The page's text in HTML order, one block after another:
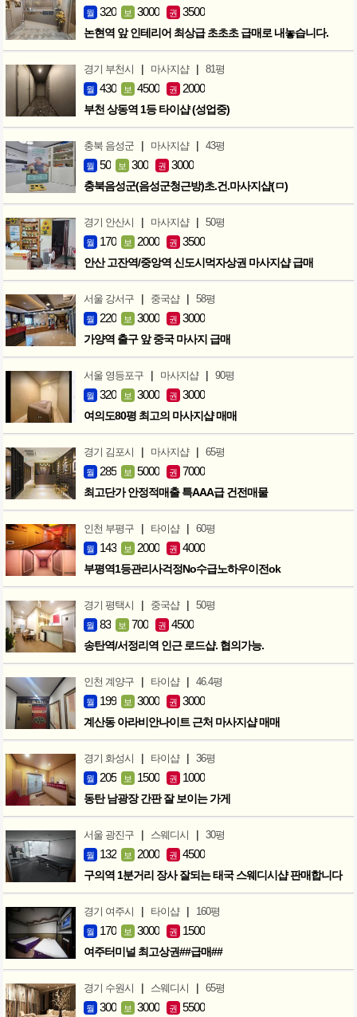
월 320 보 3000 권 3500
논현역 앞 인테리어 최상급 초초초 급매로 내놓습니다.
경기 부천시 | 마사지샵 | 81평
월 430 보 4500 권 2000
부천 상동역 1등 타이샵 (성업중)
충북 음성군 | 마사지샵 | 43평
월 50 보 300 권 3000
충북음성군(음성군청근방)초.건.마사지샵(ㅁ)
경기 안산시 | 마사지샵 | 50평
월 170 보 2000 권 3500
안산 고잔역/중앙역 신도시먹자상권 마사지샵 급매
서울 강서구 | 중국샵 | 58평
월 220 보 3000 권 3000
가양역 출구 앞 중국 마사지 급매
서울 영등포구 | 마사지샵 | 90평
월 320 보 3000 권 3000
여의도80평 최고의 마사지샵 매매
경기 김포시 | 마사지샵 | 65평
월 285 보 5000 권 7000
최고단가 안정적매출 특AAA급 건전매물
인천 부평구 | 타이샵 | 60평
월 143 보 2000 권 4000
부평역1등관리사걱정No수급노하우이전ok
경기 평택시 | 중국샵 | 50평
월 83 보 700 권 4500
송탄역/서정리역 인근 로드샵. 협의가능.
인천 계양구 | 타이샵 | 46.4평
월 199 보 3000 권 3000
계산동 아라비안나이트 근처 마사지샵 매매
경기 화성시 | 타이샵 | 36평
월 205 보 1500 권 1000
동탄 남광장 간판 잘 보이는 가게
서울 광진구 | 스웨디시 | 30평
월 132 보 2000 권 4500
구의역 1분거리 장사 잘되는 태국 스웨디시샵 판매합니다
경기 여주시 | 타이샵 | 160평
월 170 보 3000 권 1500
여주터미널 최고상권##급매##
경기 수원시 | 스웨디시 | 65평
월 300 보 3000 권 5500